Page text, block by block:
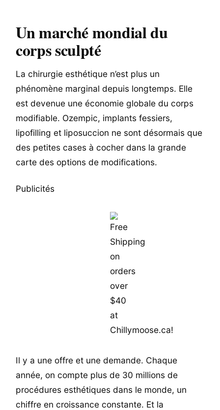
Un marché mondial du
corps sculpté
La chirurgie esthétique n’est plus un
phénomène marginal depuis longtemps. Elle
est devenue une économie globale du corps
modifiable. Ozempic, implants fessiers,
lipofilling et liposuccion ne sont désormais que
des petites cases à cocher dans la grande
carte des options de modifications.
Publicités
Il y a une offre et une demande. Chaque
année, on compte plus de 30 millions de
procédures esthétiques dans le monde, un
chiffre en croissance constante. Et la